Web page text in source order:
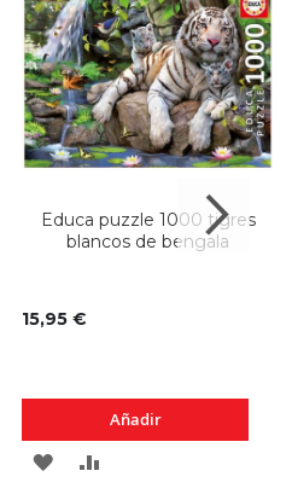
Educa puzzle 1000 tigres
blancos de bengala
15,95 €
Añadir
AGREGAR